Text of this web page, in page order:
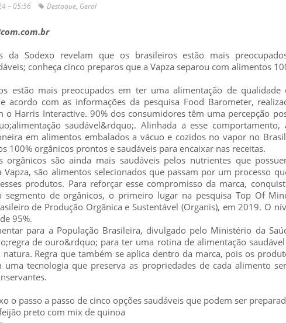
– 05:56 Destaque, Geral
da Sodexo revelam que os brasileiros estão mais
conheça cinco preparos que a Vapza separou com alimentos
estão mais preocupados em ter uma alimentação de qualidade
acordo com as informações da pesquisa Food Barometer,
o Harris Interactive. 90% dos consumidores têm uma percepção
saudável&rdquo;. Alinhada a esse comportamento,
em alimentos embalados a vácuo e cozidos no vapor no
100% orgânicos prontos e saudáveis para encaixar nas receitas.
orgânicos são ainda mais saudáveis pelos nutrientes que
Vapza, são alimentos selecionados que passam por um processo
produtos. Para reforçar esse compromisso da marca,
segmento de orgânicos, o primeiro lugar na pesquisa Top Of
de Produção Orgânica e Sustentável (Organis), em 2019. O
95%.
para a População Brasileira, divulgado pelo Ministério da
de ouro&rdquo; para ter uma rotina de alimentação
Regra que também se aplica dentro da marca, pois os
uma tecnologia que preserva as propriedades de cada alimento
o passo a passo de cinco opções saudáveis que podem ser
preto com mix de quinoa